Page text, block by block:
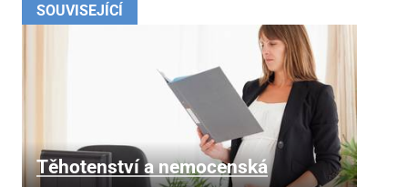
SOUVISEJÍCÍ
Těhotenství a nemocenská